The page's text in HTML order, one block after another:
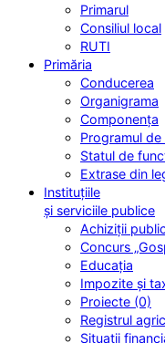
Primarul
Consiliul local
RUTI
Primăria
Conducerea
Organigrama
Componența
Programul
Statul de
Extrase din
Instituțiile
și serviciile publice
Achiziții
Concurs
Educația
Impozite și
Proiecte (0)
Registrul
Situații